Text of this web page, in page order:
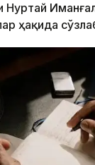
Нуртай
ҳақида